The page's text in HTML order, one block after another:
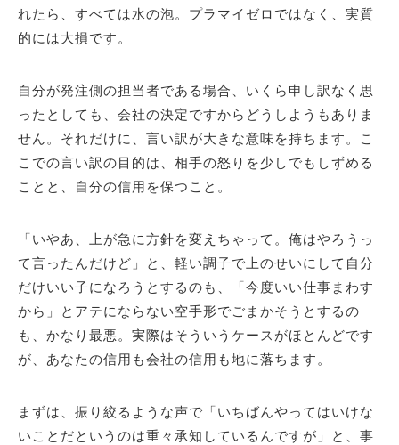
れたら、すべては水の泡。プラマイゼロではなく、実質
的には大損です。
自分が発注側の担当者である場合、いくら申し訳なく思
ったとしても、会社の決定ですからどうしようもありま
せん。それだけに、言い訳が大きな意味を持ちます。こ
こでの言い訳の目的は、相手の怒りを少しでもしずめる
ことと、自分の信用を保つこと。
「いやあ、上が急に方針を変えちゃって。俺はやろうっ
て言ったんだけど」と、軽い調子で上のせいにして自分
だけいい子になろうとするのも、「今度いい仕事まわす
から」とアテにならない空手形でごまかそうとするの
も、かなり最悪。実際はそういうケースがほとんどです
が、あなたの信用も会社の信用も地に落ちます。
まずは、振り絞るような声で「いちばんやってはいけな
いことだというのは重々承知しているんですが」と、事